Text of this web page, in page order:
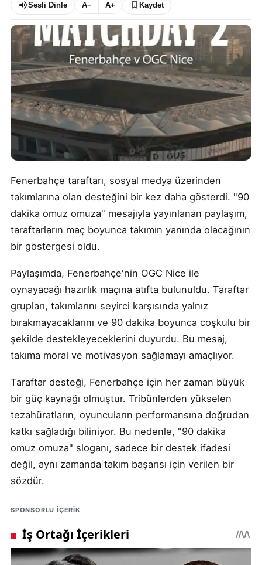
Sesli Dinle A− A+ Kaydet
Fenerbahçe taraftarı, sosyal medya üzerinden
takımlarına olan desteğini bir kez daha gösterdi. "90
dakika omuz omuza" mesajıyla yayınlanan paylaşım,
taraftarların maç boyunca takımın yanında olacağının
bir göstergesi oldu.
Paylaşımda, Fenerbahçe'nin OGC Nice ile
oynayacağı hazırlık maçına atıfta bulunuldu. Taraftar
grupları, takımlarını seyirci karşısında yalnız
bırakmayacaklarını ve 90 dakika boyunca coşkulu bir
şekilde destekleyeceklerini duyurdu. Bu mesaj,
takıma moral ve motivasyon sağlamayı amaçlıyor.
Taraftar desteği, Fenerbahçe için her zaman büyük
bir güç kaynağı olmuştur. Tribünlerden yükselen
tezahüratların, oyuncuların performansına doğrudan
katkı sağladığı biliniyor. Bu nedenle, "90 dakika
omuz omuza" sloganı, sadece bir destek ifadesi
değil, aynı zamanda takım başarısı için verilen bir
sözdür.
SPONSORLU IÇERIK